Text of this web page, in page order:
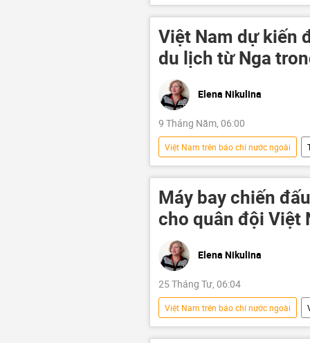
Chính trị
Việt Nam
Việt Nam dự kiến
du lịch từ Nga
Elena Nikulina
9 Tháng Năm, 06:00
Việt Nam trên báo chí nước ngoài
khách nước ngoài
Ấn Độ
thương mại
Tác giả
Máy bay chiến
cho quân đội Việt
Elena Nikulina
25 Tháng Tư, 06:04
Việt Nam trên báo chí nước ngoài
Quan điểm-Ý kiến
Hàn Quốc